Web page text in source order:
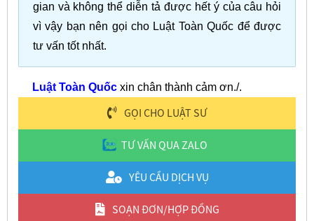
gian và không thể diễn tả được hết ý của câu hỏi
vì vậy bạn nên gọi cho Luật Toàn Quốc để được
tư vấn tốt nhất.
Luật Toàn Quốcxin chân thành cảm ơn./.
GỌI CHO LUẬT SƯ
TƯ VẤN QUA ZALO
YÊU CẦU DỊCH VỤ
SOẠN ĐƠN/HỢP ĐỒNG